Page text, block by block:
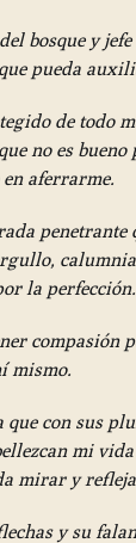
bosque y
pueda
de todo
no es bueno
aferrarme.
penetrante
la perfección.
compasión
mismo.
que con sus
mi
mirar y
y su